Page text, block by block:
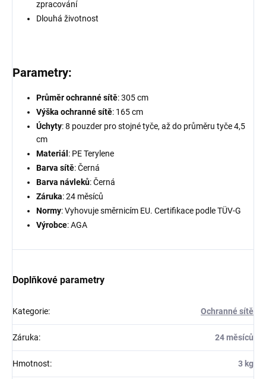
zpracování
Dlouhá životnost
Parametry:
Průměr ochranné sítě: 305 cm
Výška ochranné sítě: 165 cm
Úchyty: 8 pouzder pro stojné tyče, až do průměru tyče 4,5
cm
Materiál : PE Terylene
Barva sítě: Černá
Barva návleků: Černá
Záruka: 24 měsíců
Normy: Vyhovuje směrnicím EU. Certifikace podle TÜV-G
Výrobce: AGA
Doplňkové parametry
Kategorie: Ochranné sítě
Záruka: 24 měsíců
Hmotnost: 3 kg